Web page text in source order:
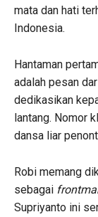
mata dan hati
Indonesia.
Hantaman
adalah pesan
dedikasikan
lantang. Nomor
dansa liar
Robi memang
sebagai
Supriyanto ini